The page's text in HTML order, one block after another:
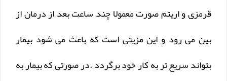
قرمزی و اریتم صورت معمولا چند ساعت بعد از درمان از
بین می رود و این مزیتی است که باعث می شود بیمار
بتواند سریع تر به کار خود برگردد .در صورتی که بیمار به